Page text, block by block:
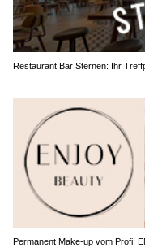
Restaurant Bar Sternen: Ihr
Permanent Make-up vom Profi: